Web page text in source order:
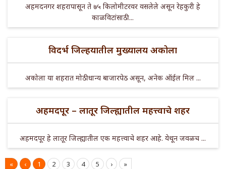
अहमदनगर शहरापासून ते ७५ किलोमीटरवर वसलेले असून रेहकुरी हे
काळविटांसाठी ...
विदर्भ जिल्हयातील मुख्यालय अकोला
अकोला या शहरात मोठी धान्य बाजारपेठ असून, अनेक ऑईल मिल ...
अहमदपूर – लातूर जिल्ह्यातील महत्त्वाचे शहर
अहमदपूर हे लातूर जिल्ह्यातील एक महत्त्वाचे शहर आहे. येथून जवळच ...
« ‹ 1 2 3 4 5 › »